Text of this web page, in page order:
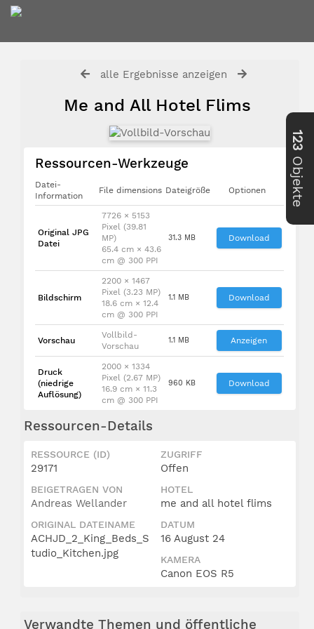
alle Ergebnisse anzeigen
Me and All Hotel Flims
Ressourcen-Werkzeuge
Datei-
Information
File dimensions Dateigröße Optionen
Original JPG
Datei
7726 × 5153
Pixel (39.81
MP)
65.4 cm × 43.6
cm @ 300 PPI
31.3 MB Download
Bildschirm
2200 × 1467
Pixel (3.23 MP)
18.6 cm × 12.4
cm @ 300 PPI
1.1 MB Download
Vorschau
Vollbild-
Vorschau
1.1 MB Anzeigen
Druck
(niedrige
Auflösung)
2000 × 1334
Pixel (2.67 MP)
16.9 cm × 11.3
cm @ 300 PPI
960 KB Download
Ressourcen-Details
RESSOURCE (ID)
29171
ZUGRIFF
Offen
BEIGETRAGEN VON
Andreas Wellander
HOTEL
me and all hotel flims
ORIGINAL DATEINAME
ACHJD_2_King_Beds_S
tudio_Kitchen.jpg
DATUM
16 August 24
KAMERA
Canon EOS R5
Verwandte Themen und öffentliche
123
Objekte